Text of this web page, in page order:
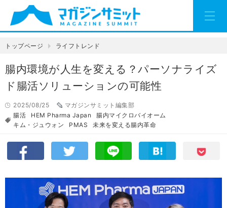
トップページ ライフトレンド
腸内環境が人生を変える？パーソナライズ
ド腸活ソリューションの可能性
2025/08/25
マガジンサミット編集部
腸活
HEM Pharma Japan
腸内マイクロバイオーム
キム・ジュウォン
PMAS 未来を変える腸内革命